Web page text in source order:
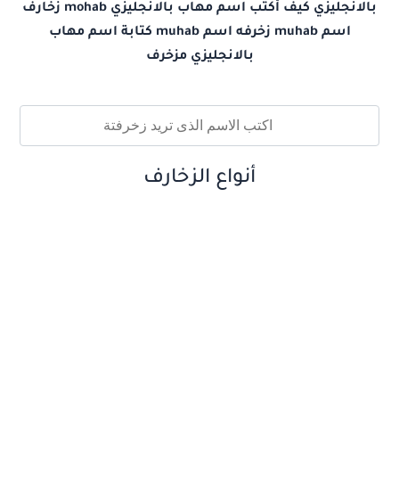
بالانجليزي كيف أكتب اسم مهاب بالانجليزي mohab زخارف
اسم muhab زخرفه اسم muhab كتابة اسم مهاب
بالانجليزي مزخرف
أنواع الزخارف